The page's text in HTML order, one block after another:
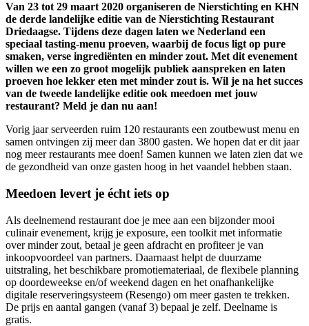
Van 23 tot 29 maart 2020 organiseren de Nierstichting en KHN
de derde landelijke editie van de Nierstichting Restaurant
Driedaagse. Tijdens deze dagen laten we Nederland een
speciaal tasting-menu proeven, waarbij de focus ligt op pure
smaken, verse ingrediënten en minder zout. Met dit evenement
willen we een zo groot mogelijk publiek aanspreken en laten
proeven hoe lekker eten met minder zout is. Wil je na het succes
van de tweede landelijke editie ook meedoen met jouw
restaurant? Meld je dan nu aan!
Vorig jaar serveerden ruim 120 restaurants een zoutbewust menu en
samen ontvingen zij meer dan 3800 gasten. We hopen dat er dit jaar
nog meer restaurants mee doen! Samen kunnen we laten zien dat we
de gezondheid van onze gasten hoog in het vaandel hebben staan.
Meedoen levert je écht iets op
Als deelnemend restaurant doe je mee aan een bijzonder mooi
culinair evenement, krijg je exposure, een toolkit met informatie
over minder zout, betaal je geen afdracht en profiteer je van
inkoopvoordeel van partners. Daarnaast helpt de duurzame
uitstraling, het beschikbare promotiemateriaal, de flexibele planning
op doordeweekse en/of weekend dagen en het onafhankelijke
digitale reserveringsysteem (Resengo) om meer gasten te trekken.
De prijs en aantal gangen (vanaf 3) bepaal je zelf. Deelname is
gratis.